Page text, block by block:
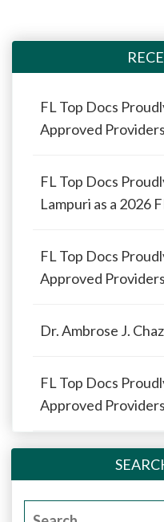
FL Top Docs
Approved Providers
FL Top Docs
Lampuri as a 2026
FL Top Docs
Approved Providers
Dr. Ambrose J.
FL Top Docs
Approved Providers
Search